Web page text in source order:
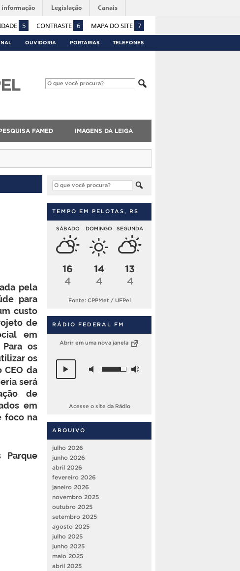
5 CONTRASTE 6 MAPA DO SITE 7
informação Legislação Canais
OUVIDORIA PORTARIAS TELEFONES
FAMED IMAGENS DA LEIGA
pela
para
custo
de
em
os
os
da
será
de
em
foco na
TEMPO EM PELOTAS, RS
SÁBADO
16
4
DOMINGO
14
4
SEGUNDA
13
4
Fonte: CPPMet / UFPel
RÁDIO FEDERAL FM
Abrir em uma nova janela
Acesse o site da Rádio
ARQUIVO
julho 2026
junho 2026
abril 2026
fevereiro 2026
janeiro 2026
novembro 2025
outubro 2025
setembro 2025
agosto 2025
julho 2025
junho 2025
maio 2025
abril 2025